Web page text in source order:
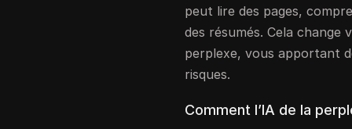
peut lire des pages,
des résumés. Cela change
perplexe, vous apportant
risques.
Comment l’IA de la